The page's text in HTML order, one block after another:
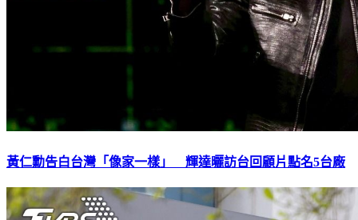
黃仁勳告白台灣「像家一樣」 輝達曬訪台回顧片點名5台廠